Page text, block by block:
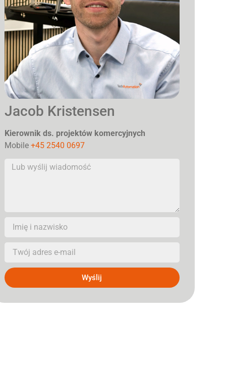
Jacob Kristensen
Kierownik ds. projektów komercyjnych
Mobile +45 2540 0697
Wyślij